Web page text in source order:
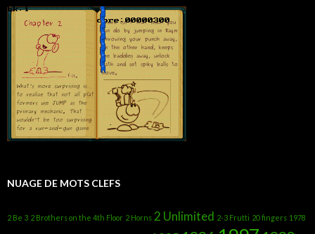
NUAGE DE MOTS CLEFS
2 Be 3 2 Brothers on the 4th Floor 2 Horns 2 Unlimited 2-3 Frutti 20 fingers 1978